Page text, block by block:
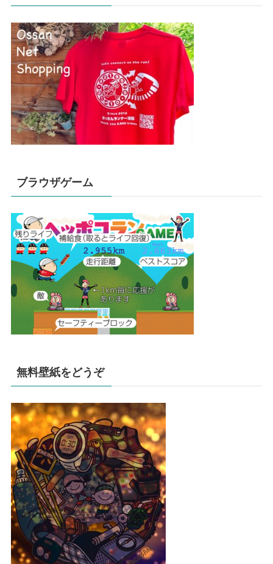
ブラウザゲーム
無料壁紙をどうぞ